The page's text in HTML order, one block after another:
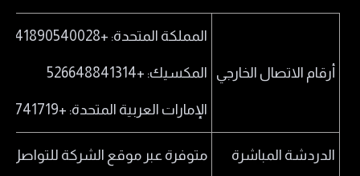
أرقام الاتصال الخارجي
المملكة المتحدة: +441890540028
المكسيك: +526648841314
الإمارات العربية المتحدة: +97145741719
الدردشة المباشرة متوفرة عبر موقع الشركة للتواصل